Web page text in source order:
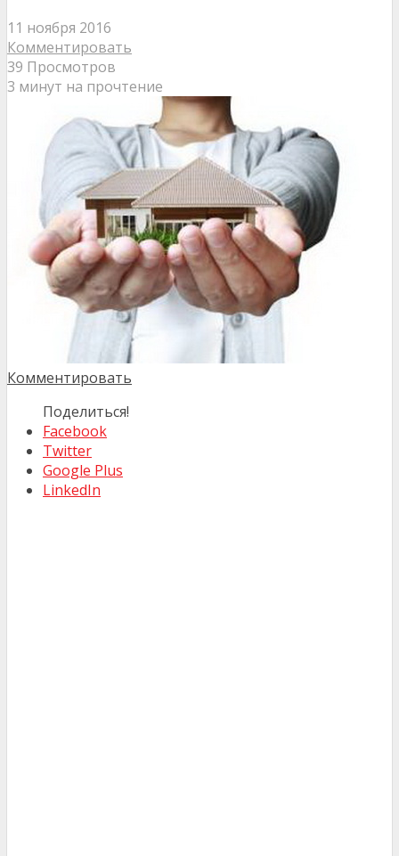
11 ноября 2016
Комментировать
39 Просмотров
3 минут на прочтение
Комментировать
Поделиться!
Facebook
Twitter
Google Plus
LinkedIn